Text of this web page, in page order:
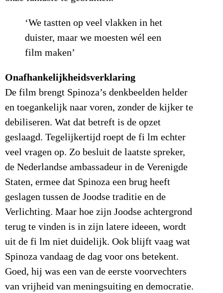
‘We tastten op veel vlakken in het
duister, maar we moesten wél een
film maken’
Onafhankelijkheidsverklaring
De film brengt Spinoza’s denkbeelden helder
en toegankelijk naar voren, zonder de kijker te
debiliseren. Wat dat betreft is de opzet
geslaagd. Tegelijkertijd roept de fi lm echter
veel vragen op. Zo besluit de laatste spreker,
de Nederlandse ambassadeur in de Verenigde
Staten, ermee dat Spinoza een brug heeft
geslagen tussen de Joodse traditie en de
Verlichting. Maar hoe zijn Joodse achtergrond
terug te vinden is in zijn latere ideeen, wordt
uit de fi lm niet duidelijk. Ook blijft vaag wat
Spinoza vandaag de dag voor ons betekent.
Goed, hij was een van de eerste voorvechters
van vrijheid van meningsuiting en democratie.